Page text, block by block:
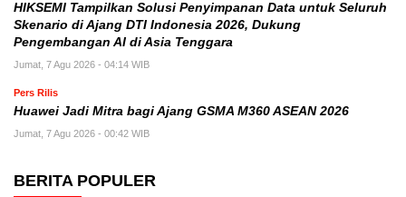
HIKSEMI Tampilkan Solusi Penyimpanan Data untuk Seluruh
Skenario di Ajang DTI Indonesia 2026, Dukung
Pengembangan AI di Asia Tenggara
Jumat, 7 Agu 2026 - 04:14 WIB
Pers Rilis
Huawei Jadi Mitra bagi Ajang GSMA M360 ASEAN 2026
Jumat, 7 Agu 2026 - 00:42 WIB
BERITA POPULER